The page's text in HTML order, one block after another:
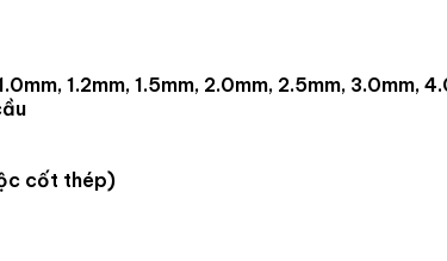
1.2mm, 1.5mm, 2.0mm, 2.5mm, 3.0mm,
cốt thép)